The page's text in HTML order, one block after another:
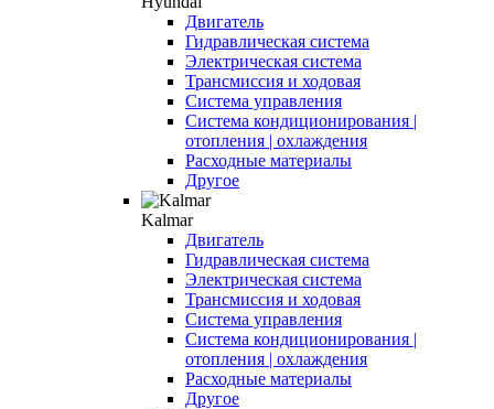
Двигатель
Гидравлическая система
Электрическая система
Трансмиссия и ходовая
Система управления
Система кондиционирования |
отопления | охлаждения
Расходные материалы
Другое
Kalmar
Двигатель
Гидравлическая система
Электрическая система
Трансмиссия и ходовая
Система управления
Система кондиционирования |
отопления | охлаждения
Расходные материалы
Другое